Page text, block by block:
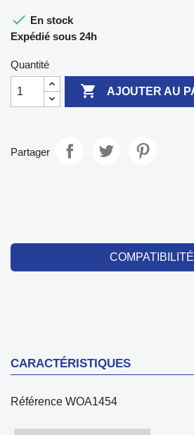
 En stock
Expédié sous 24h
Quantité
 AJOUTER AU
Partager
CARACTÉRISTIQUES
Référence WOA1454